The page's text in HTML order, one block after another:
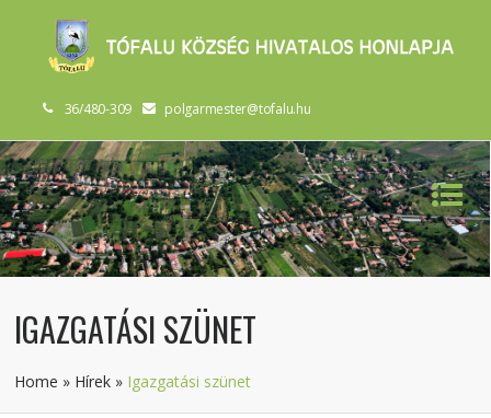
36/480-309 polgarmester@tofalu.hu
IGAZGATÁSI SZÜNET
Home » Hírek » Igazgatási szünet